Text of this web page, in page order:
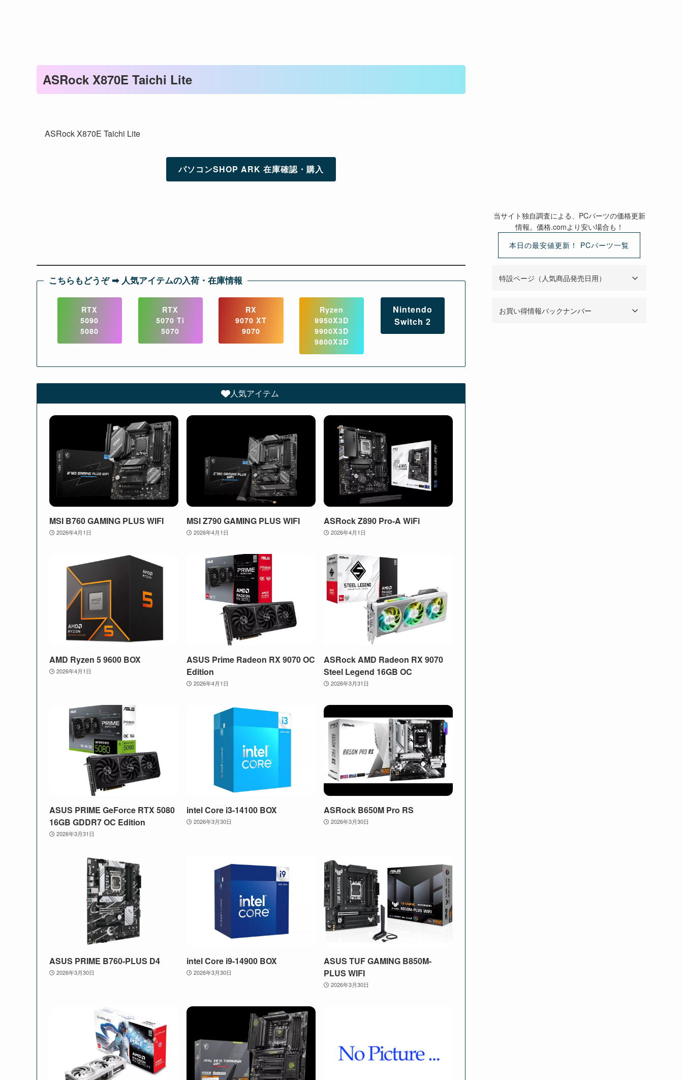
ASRock X870E Taichi Lite
ASRock X870E Taichi Lite
パソコンSHOP ARK 在庫確認・購入
こちらもどうぞ ➡︎ 人気アイテムの入荷・在庫情報
RTX
5090
5080
RTX
5070 Ti
5070
RX
9070 XT
9070
Ryzen
9950X3D
9900X3D
9800X3D
Nintendo
Switch 2
人気アイテム
MSI B760 GAMING PLUS WIFI
2026年4月1日
MSI Z790 GAMING PLUS WIFI
2026年4月1日
ASRock Z890 Pro-A WiFi
2026年4月1日
AMD Ryzen 5 9600 BOX
2026年4月1日
ASUS Prime Radeon RX 9070 OC
Edition
2026年4月1日
ASRock AMD Radeon RX 9070
Steel Legend 16GB OC
2026年3月31日
ASUS PRIME GeForce RTX 5080
16GB GDDR7 OC Edition
2026年3月31日
intel Core i3-14100 BOX
2026年3月30日
ASRock B650M Pro RS
2026年3月30日
ASUS PRIME B760-PLUS D4
2026年3月30日
intel Core i9-14900 BOX
2026年3月30日
ASUS TUF GAMING B850M-
PLUS WIFI
2026年3月30日
当サイト独自調査による、PCパーツの価格更新
情報。価格.comより安い場合も！
本日の最安値更新！ PCパーツ一覧
特設ページ（人気商品発売日用）
お買い得情報バックナンバー